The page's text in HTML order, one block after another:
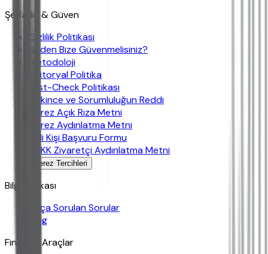
Şeffaflık & Güven
Gizlilik Politikası
Neden Bize Güvenmelisiniz?
Metodoloji
Editoryal Politika
Fast-Check Politikası
Çekince ve Sorumluluğun Reddi
Çerez Açık Rıza Metni
Çerez Aydınlatma Metni
İlgili Kişi Başvuru Formu
KVKK Ziyaretçi Aydınlatma Metni
Çerez Tercihleri
Bilgi Bankası
Sıkça Sorulan Sorular
Blog
Finansal Araçlar